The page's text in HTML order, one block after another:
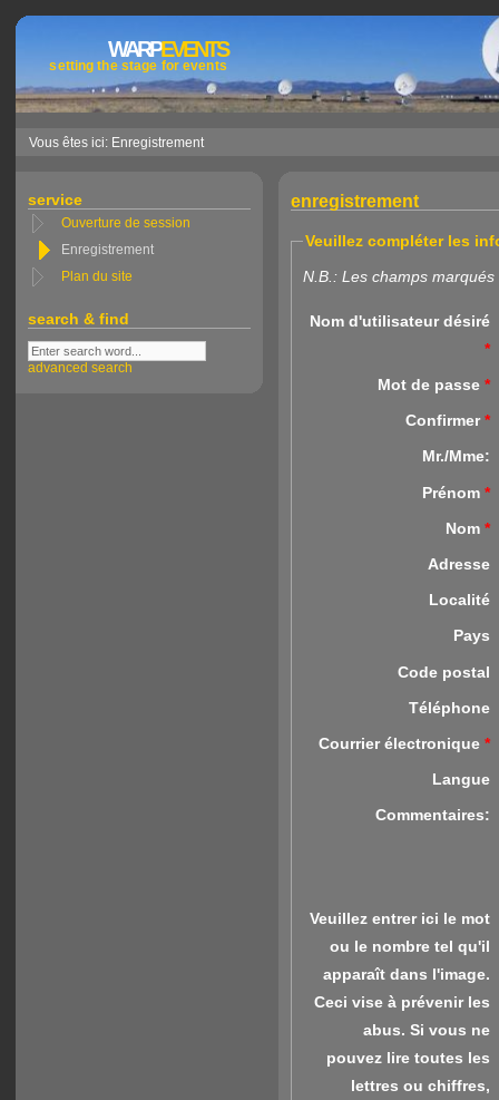
WARPEVENTS
setting the stage for events
Vous êtes ici: Enregistrement
service
Ouverture de session
Enregistrement
Plan du site
search & find
advanced search
enregistrement
Veuillez compléter les
N.B.: Les champs
Nom d'utilisateur désiré
*
Mot de passe*
Confirmer*
Mr./Mme:
Prénom*
Nom*
Adresse
Localité
Pays
Code postal
Téléphone
Courrier électronique*
Langue
Commentaires:
Veuillez entrer ici le mot
ou le nombre tel qu'il
apparaît dans l'image.
Ceci vise à prévenir les
abus. Si vous ne
pouvez lire toutes les
lettres ou chiffres,